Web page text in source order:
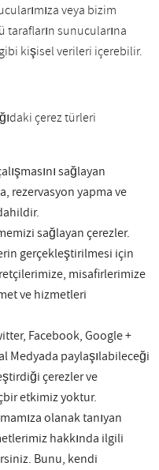
veya bizim
tarafların sunucularına
kişisel verileri içerebilir.
çerez türleri
sağlayan
rezervasyon yapma ve
sağlayan çerezler.
gerçekleştirilmesi için
misafirlerimize
ve hizmetleri
Facebook, Google +
Medyada paylaşılabileceği
çerezler ve
etkimiz yoktur.
olanak tanıyan
hakkında ilgili
Bunu, kendi